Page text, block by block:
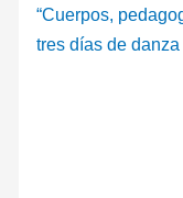
“Cuerpos,
tres días de